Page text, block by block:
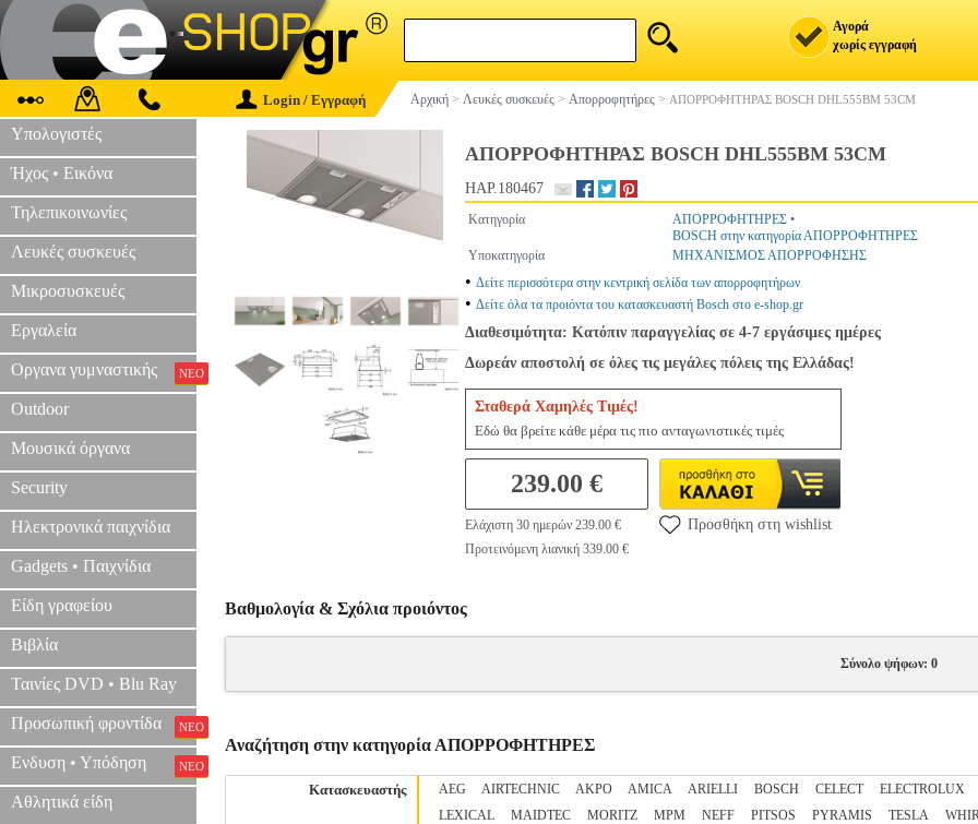
Αγορά
χωρίς εγγραφή
Login / Εγγραφή Αρχική > Λευκές συσκευές > Απορροφητήρες > ΑΠΟΡΡΟΦΗΤΗΡΑΣ BOSCH DHL555BM 53CM
Υπολογιστές
Ήχος • Εικόνα
Τηλεπικοινωνίες
Λευκές συσκευές
Μικροσυσκευές
Εργαλεία
Οργανα γυμναστικής ΝΕΟ
Outdoor
Μουσικά όργανα
Security
Ηλεκτρονικά παιχνίδια
Gadgets • Παιχνίδια
Είδη γραφείου
Βιβλία
Ταινίες DVD • Blu Ray
Προσωπική φροντίδα ΝΕΟ
Ενδυση • Υπόδηση ΝΕΟ
Αθλητικά είδη
ΑΠΟΡΡΟΦΗΤΗΡΑΣ BOSCH DHL555BM 53CM
HAP.180467
Κατηγορία ΑΠΟΡΡΟΦΗΤΗΡΕΣ •
BOSCH στην κατηγορία ΑΠΟΡΡΟΦΗΤΗΡΕΣ
Υποκατηγορία
ΜΗΧΑΝΙΣΜΟΣ ΑΠΟΡΡΟΦΗΣΗΣ
• Δείτε περισσότερα στην κεντρική σελίδα των απορροφητήρων
• Δείτε όλα τα προιόντα του κατασκευαστή Bosch στο e-shop.gr
Διαθεσιμότητα: Κατόπιν παραγγελίας σε 4-7 εργάσιμες ημέρες
Δωρεάν αποστολή σε όλες τις μεγάλες πόλεις της Ελλάδας!
Σταθερά Χαμηλές Τιμές!
Εδώ θα βρείτε κάθε μέρα τις πιο ανταγωνιστικές τιμές
239.00 €
Ελάχιστη 30 ημερών 239.00 €
Προτεινόμενη λιανική 339.00 €
Προσθήκη στη wishlist
Βαθμολογία & Σχόλια προιόντος
Σύνολο ψήφων: 0
Αναζήτηση στην κατηγορία ΑΠΟΡΡΟΦΗΤΗΡΕΣ
Κατασκευαστής AEG AIRTECHNIC AKPO AMICA ARIELLI BOSCH CELECT ELECTROLUX
LEXICAL
MAIDTEC MORITZ MPM NEFF PITSOS PYRAMIS TESLA